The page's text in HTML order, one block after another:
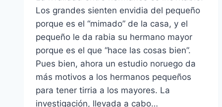
Los grandes sienten envidia del pequeño
porque es el “mimado” de la casa, y el
pequeño le da rabia su hermano mayor
porque es el que “hace las cosas bien”.
Pues bien, ahora un estudio noruego da
más motivos a los hermanos pequeños
para tener tirria a los mayores. La
investigación, llevada a cabo…